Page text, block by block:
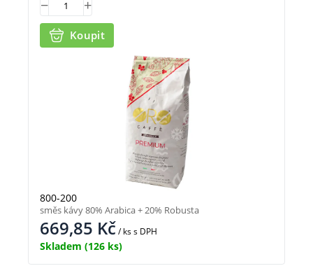
800-200
669,85 Kč/ kss DPH
Skladem (126 ks)
Koupit
směs kávy 80% Arabica + 20% Robusta